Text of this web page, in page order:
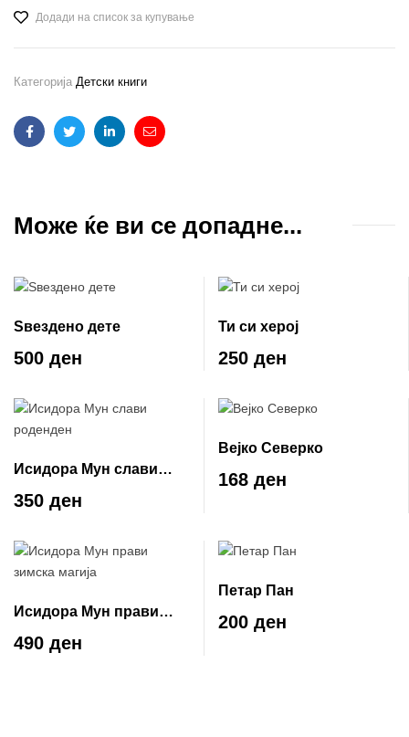
Додади на список за купување
Категорија Детски книги
FacebookTwitterLinkedinEmail
Може ќе ви се допадне...
Ѕвездено дете
500 ден
Ти си херој
250 ден
Исидора Мун слави
роденден
350 ден
Вејко Северко
168 ден
Исидора Мун прави
зимска магија
490 ден
Петар Пан
200 ден